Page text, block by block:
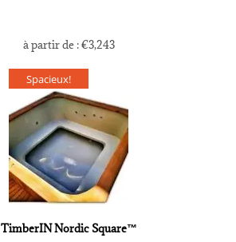
à partir de :€3,243
Spacieux!
TimberIN Nordic Square™